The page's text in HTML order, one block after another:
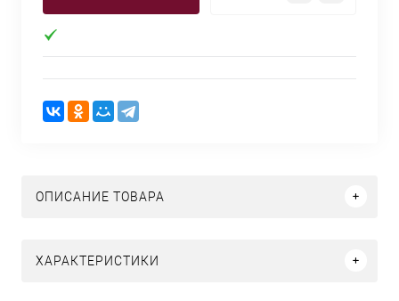
ОПИСАНИЕ ТОВАРА
ХАРАКТЕРИСТИКИ